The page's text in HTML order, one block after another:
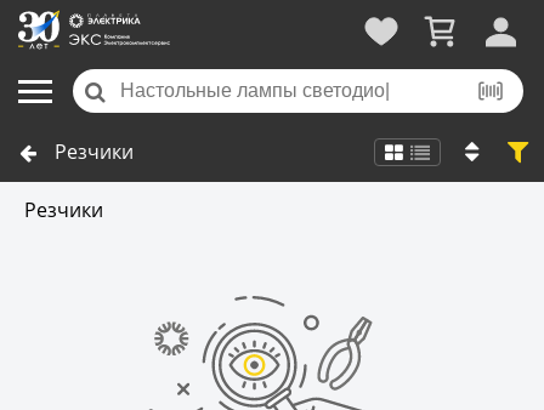
Резчики
Резчики